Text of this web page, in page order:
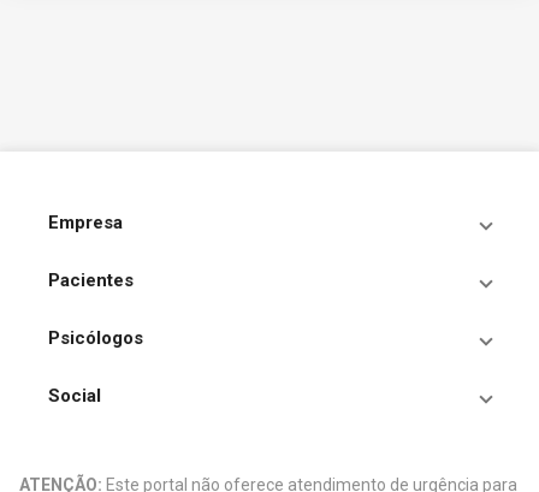
Empresa
Pacientes
Psicólogos
Social
ATENÇÃO: Este portal não oferece atendimento de urgência para